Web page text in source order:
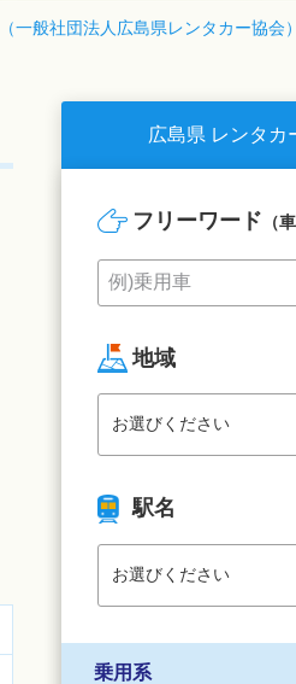
（一般社団法人広島県レンタカー協会）
広島県 レンタカ
フリーワード （
地域
駅名
乗用系